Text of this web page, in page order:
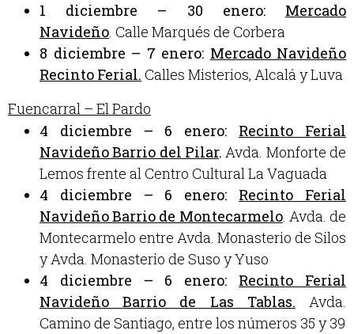
1 diciembre – 30 enero: Mercado
Navideño. Calle Marqués de Corbera
8 diciembre – 7 enero: Mercado Navideño
Recinto Ferial. Calles Misterios, Alcalá y Luva
Fuencarral – El Pardo
4 diciembre – 6 enero: Recinto Ferial
Navideño Barrio del Pilar. Avda. Monforte de
Lemos frente al Centro Cultural La Vaguada
4 diciembre – 6 enero: Recinto Ferial
Navideño Barrio de Montecarmelo. Avda. de
Montecarmelo entre Avda. Monasterio de Silos
y Avda. Monasterio de Suso y Yuso
4 diciembre – 6 enero:
Recinto Ferial
Navideño Barrio de Las Tablas. Avda.
Camino de Santiago, entre los números 35 y 39